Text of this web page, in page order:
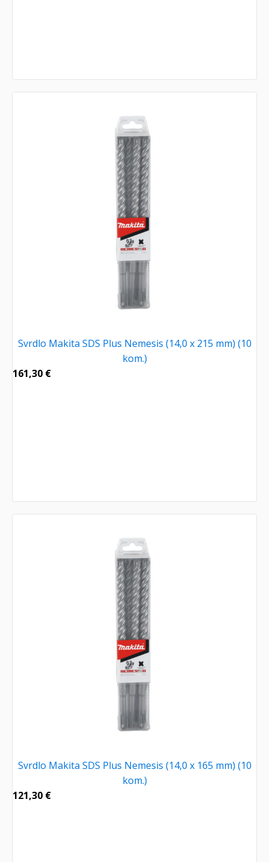
Svrdlo Makita SDS Plus Nemesis (14,0 x 215 mm) (10
kom.)
161,30 €
Svrdlo Makita SDS Plus Nemesis (14,0 x 165 mm) (10
kom.)
121,30 €